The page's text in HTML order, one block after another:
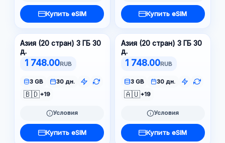
Купить eSIM Купить eSIM
Азия (20 стран) 3 ГБ 30
д.
1 748.00RUB
3 GB 30 дн.
🇧🇩+19
Условия
Купить eSIM
Азия (20 стран) 3 ГБ 30
д.
1 748.00RUB
3 GB 30 дн.
🇦🇺+19
Условия
Купить eSIM